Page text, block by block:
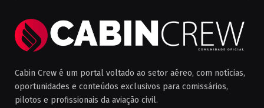
Cabin Crew é um portal voltado ao setor aéreo, com notícias,
oportunidades e conteúdos exclusivos para comissários,
pilotos e profissionais da aviação civil.